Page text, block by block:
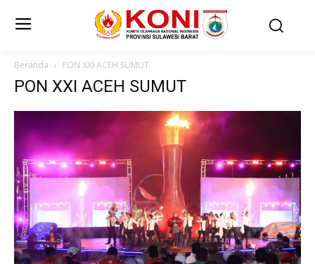
Beranda PON XXI ACEH SUMUT
PON XXI ACEH SUMUT